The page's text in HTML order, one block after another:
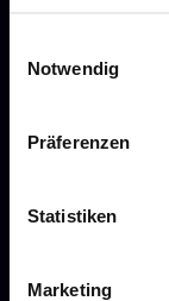
Notwendig
Präferenzen
Statistiken
Marketing